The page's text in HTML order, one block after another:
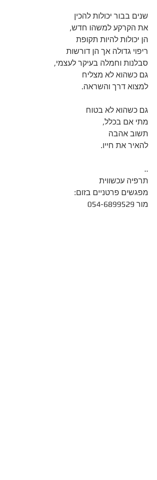
שנים בבור יכולות להכין
את הקרקע למשהו חדש,
הן יכולות להיות תקופת
ריפוי גדולה אך הן דורשות
סבלנות וחמלה בעיקר לעצמי,
גם כשהוא לא מצליח
למצוא דרך והשראה.
גם כשהוא לא בטוח
מתי אם בכלל,
תשוב אהבה
להאיר את חייו.
..
תרפיה עכשווית
מפגשים פרטניים בזום:
מור 054-6899529